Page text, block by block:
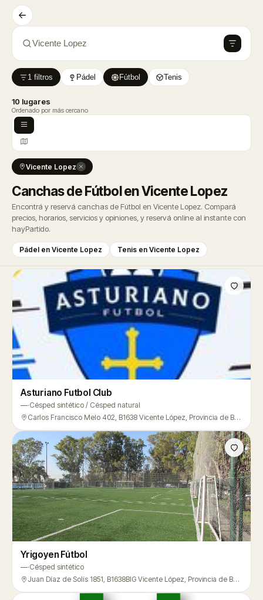
Vicente Lopez
1 filtros Pádel Fútbol Tenis
10 lugares
Ordenado por más cercano
Vicente Lopez
Canchas de Fútbol en Vicente Lopez
Encontrá y reservá canchas de Fútbol en Vicente Lopez. Compará
precios, horarios, servicios y opiniones, y reservá online al instante con
hayPartido.
Pádel en Vicente Lopez Tenis en Vicente Lopez
Asturiano Futbol Club
—·Césped sintético / Césped natural
Carlos Francisco Melo 402, B1638 Vicente López, Provincia de Buenos Aires, Argentina, Vicente López
Yrigoyen Fútbol
—·Césped sintético
Juan Díaz de Solís 1851, B1638BIG Vicente López, Provincia de Buenos Aires, Argentina, Vicente López